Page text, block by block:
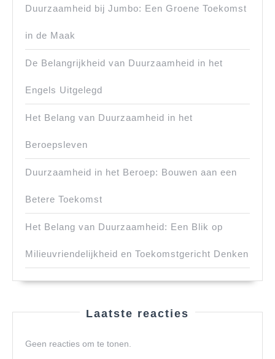
Duurzaamheid bij Jumbo: Een Groene Toekomst
in de Maak
De Belangrijkheid van Duurzaamheid in het
Engels Uitgelegd
Het Belang van Duurzaamheid in het
Beroepsleven
Duurzaamheid in het Beroep: Bouwen aan een
Betere Toekomst
Het Belang van Duurzaamheid: Een Blik op
Milieuvriendelijkheid en Toekomstgericht Denken
Laatste reacties
Geen reacties om te tonen.